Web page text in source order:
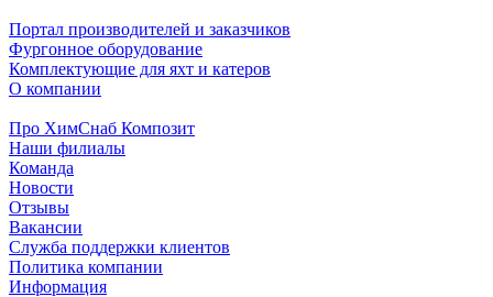
Портал производителей и заказчиков
Фургонное оборудование
Комплектующие для яхт и катеров
О компании
Про ХимСнаб Композит
Наши филиалы
Команда
Новости
Отзывы
Вакансии
Служба поддержки клиентов
Политика компании
Информация